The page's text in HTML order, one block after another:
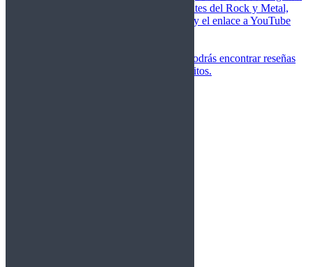
de las canciones más importantes del Rock y Metal,
junto a una breve descripción y el enlace a YouTube
En esta sección podrás encontrar reseñas
agrupadas de tus grupos favoritos.